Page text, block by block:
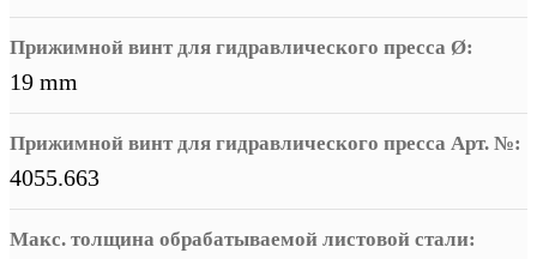
Прижимной винт для гидравлического пресса Ø:
19 mm
Прижимной винт для гидравлического пресса Арт. №:
4055.663
Макс. толщина обрабатываемой листовой стали: